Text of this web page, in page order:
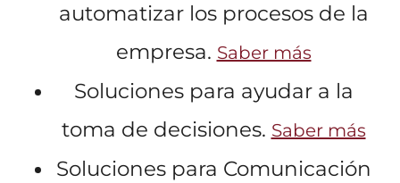
automatizar los procesos de la
empresa. Saber más
Soluciones para ayudar a la
toma de decisiones. Saber más
Soluciones para Comunicación